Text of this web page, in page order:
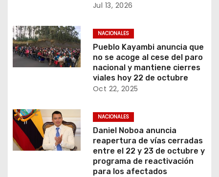
Jul 13, 2026
NACIONALES
Pueblo Kayambi anuncia que
no se acoge al cese del paro
nacional y mantiene cierres
viales hoy 22 de octubre
Oct 22, 2025
NACIONALES
Daniel Noboa anuncia
reapertura de vías cerradas
entre el 22 y 23 de octubre y
programa de reactivación
para los afectados